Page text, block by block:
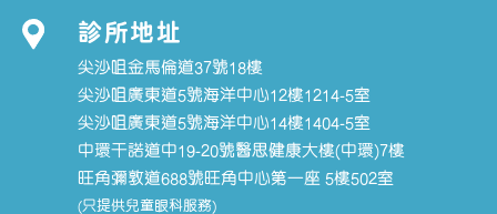
診所地址
尖沙咀金馬倫道37號18樓
尖沙咀廣東道5號海洋中心12樓1214-5室
尖沙咀廣東道5號海洋中心14樓1404-5室
中環干諾道中19-20號醫思健康大樓(中環)7樓
旺角彌敦道688號旺角中心第一座 5樓502室
(只提供兒童眼科服務)